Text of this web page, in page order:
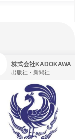
株式会社KADOKAWA
出版社・新聞社